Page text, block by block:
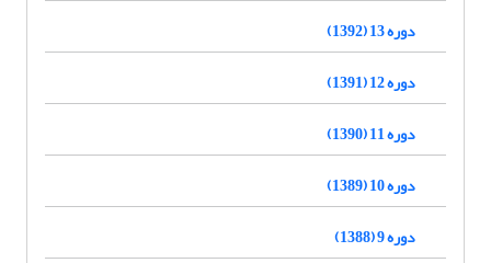
دوره 13 (1392)
دوره 12 (1391)
دوره 11 (1390)
دوره 10 (1389)
دوره 9 (1388)